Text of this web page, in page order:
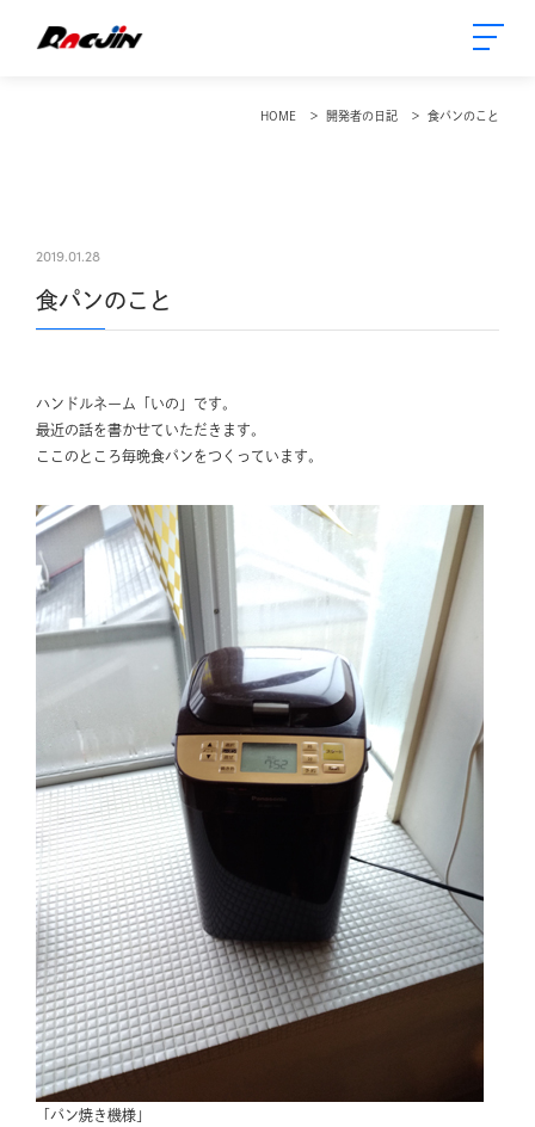
HOME 開発者の日記 食パンのこと
2019.01.28
食パンのこと
ハンドルネーム「いの」です。
最近の話を書かせていただきます。
ここのところ毎晩食パンをつくっています。
「パン焼き機様」